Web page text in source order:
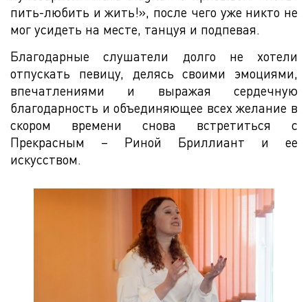
пить-любить и жить!», после чего уже никто не
мог усидеть на месте, танцуя и подпевая.
Благодарные слушатели долго не хотели
отпускать певицу, делясь своими эмоциями,
впечатлениями и выражая сердечную
благодарность и объединяющее всех желание в
скором времени снова встретиться с
Прекрасным – Риной Бриллиант и ее
искусством.